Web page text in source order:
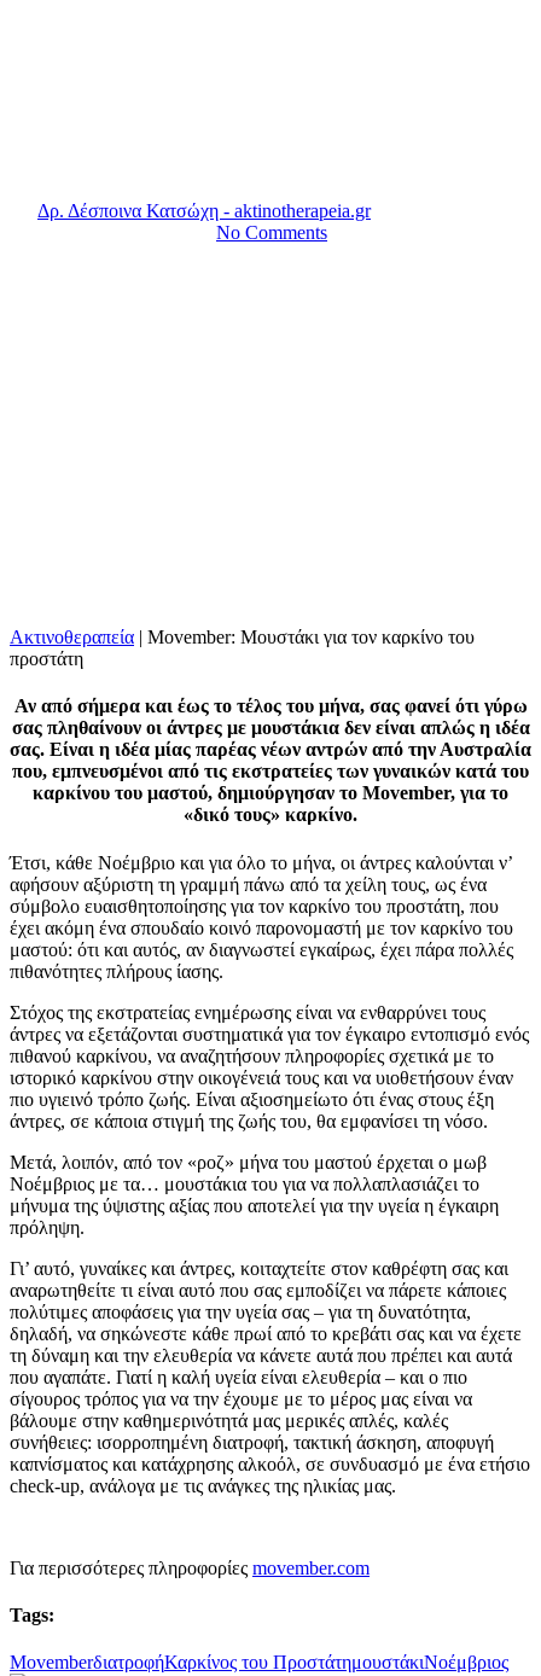
Δρ. Δέσποινα Κατσώχη - aktinotherapeia.gr10 Νοεμβρίου,
No Comments
Ακτινοθεραπεία | Movember: Μουστάκι για τον καρκίνο του
προστάτη
Αν από σήμερα και έως το τέλος του μήνα, σας φανεί ότι γύρω
σας πληθαίνουν οι άντρες με μουστάκια δεν είναι απλώς η ιδέα
σας. Είναι η ιδέα μίας παρέας νέων αντρών από την Αυστραλία
που, εμπνευσμένοι από τις εκστρατείες των γυναικών κατά του
καρκίνου του μαστού, δημιούργησαν το Movember, για το
«δικό τους» καρκίνο.
Έτσι, κάθε Νοέμβριο και για όλο το μήνα, οι άντρες καλούνται ν’
αφήσουν αξύριστη τη γραμμή πάνω από τα χείλη τους, ως ένα
σύμβολο ευαισθητοποίησης για τον καρκίνο του προστάτη, που
έχει ακόμη ένα σπουδαίο κοινό παρονομαστή με τον καρκίνο του
μαστού: ότι και αυτός, αν διαγνωστεί εγκαίρως, έχει πάρα πολλές
πιθανότητες πλήρους ίασης.
Στόχος της εκστρατείας ενημέρωσης είναι να ενθαρρύνει τους
άντρες να εξετάζονται συστηματικά για τον έγκαιρο εντοπισμό ενός
πιθανού καρκίνου, να αναζητήσουν πληροφορίες σχετικά με το
ιστορικό καρκίνου στην οικογένειά τους και να υιοθετήσουν έναν
πιο υγιεινό τρόπο ζωής. Είναι αξιοσημείωτο ότι ένας στους έξη
άντρες, σε κάποια στιγμή της ζωής του, θα εμφανίσει τη νόσο.
Μετά, λοιπόν, από τον «ροζ» μήνα του μαστού έρχεται ο μωβ
Νοέμβριος με τα… μουστάκια του για να πολλαπλασιάζει το
μήνυμα της ύψιστης αξίας που αποτελεί για την υγεία η έγκαιρη
πρόληψη.
Γι’ αυτό, γυναίκες και άντρες, κοιταχτείτε στον καθρέφτη σας και
αναρωτηθείτε τι είναι αυτό που σας εμποδίζει να πάρετε κάποιες
πολύτιμες αποφάσεις για την υγεία σας – για τη δυνατότητα,
δηλαδή, να σηκώνεστε κάθε πρωί από το κρεβάτι σας και να έχετε
τη δύναμη και την ελευθερία να κάνετε αυτά που πρέπει και αυτά
που αγαπάτε. Γιατί η καλή υγεία είναι ελευθερία – και ο πιο
σίγουρος τρόπος για να την έχουμε με το μέρος μας είναι να
βάλουμε στην καθημερινότητά μας μερικές απλές, καλές
συνήθειες: ισορροπημένη διατροφή, τακτική άσκηση, αποφυγή
καπνίσματος και κατάχρησης αλκοόλ, σε συνδυασμό με ένα ετήσιο
check-up, ανάλογα με τις ανάγκες της ηλικίας μας.
Για περισσότερες πληροφορίες movember.com
Tags:
MovemberδιατροφήΚαρκίνος του ΠροστάτημουστάκιΝοέμβριος